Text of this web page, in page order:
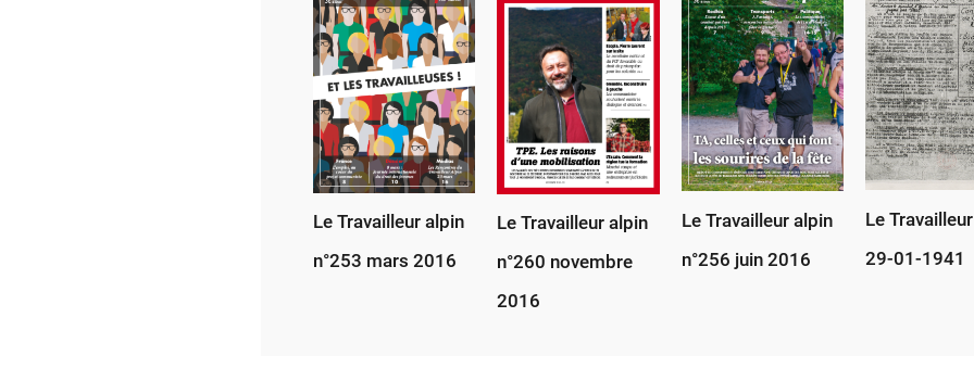
Le Travailleur alpin
n°253 mars 2016
Le Travailleur alpin
n°260 novembre
2016
Le Travailleur alpin
n°256 juin 2016
Le
29-01-1941